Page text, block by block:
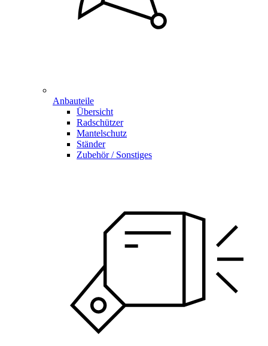
Anbauteile
Übersicht
Radschützer
Mantelschutz
Ständer
Zubehör / Sonstiges